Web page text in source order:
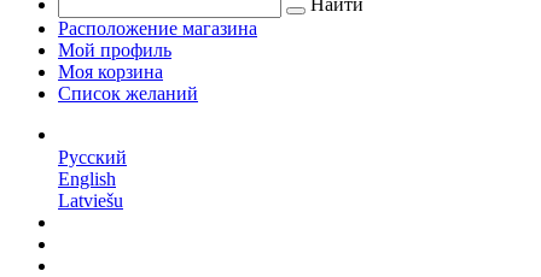
Найти
Расположение магазина
Мой профиль
Моя корзина
Список желаний
Русский
English
Latviešu